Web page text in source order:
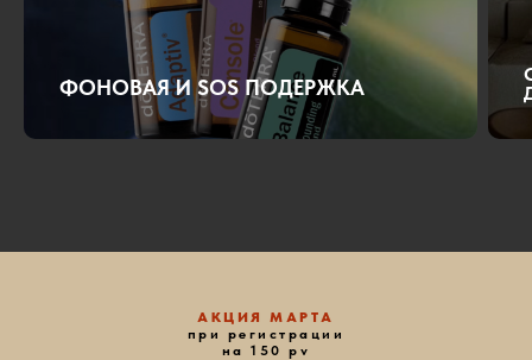
ФОНОВАЯ И SOS ПОДЕРЖКА
АКЦИЯ МАРТА
при регистрации
на 150 pv